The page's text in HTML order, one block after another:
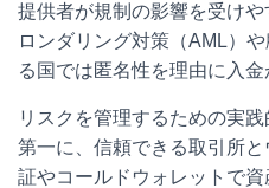
提供者が規制の影響を受け
ロンダリング対策（AML）
る国では匿名性を理由に入金
リスクを管理するための実
第一に、信頼できる取引所
証やコールドウォレットで資